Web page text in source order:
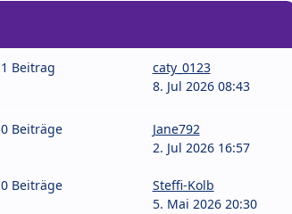
1 Beitrag
caty_0123
8. Jul 2026 08:43
0 Beiträge
Jane792
2. Jul 2026 16:57
0 Beiträge
Steffi-Kolb
5. Mai 2026 20:30